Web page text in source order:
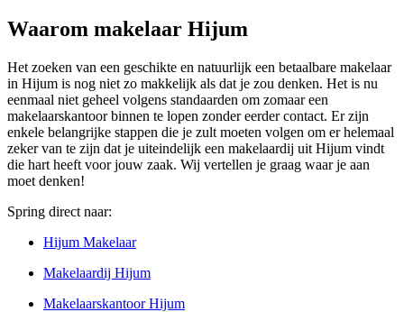
Waarom makelaar Hijum
Het zoeken van een geschikte en natuurlijk een betaalbare makelaar
in Hijum is nog niet zo makkelijk als dat je zou denken. Het is nu
eenmaal niet geheel volgens standaarden om zomaar een
makelaarskantoor binnen te lopen zonder eerder contact. Er zijn
enkele belangrijke stappen die je zult moeten volgen om er helemaal
zeker van te zijn dat je uiteindelijk een makelaardij uit Hijum vindt
die hart heeft voor jouw zaak. Wij vertellen je graag waar je aan
moet denken!
Spring direct naar:
Hijum Makelaar
Makelaardij Hijum
Makelaarskantoor Hijum